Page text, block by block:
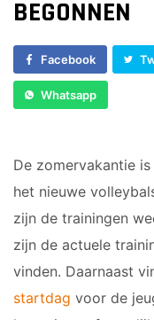
BEGONNEN
Facebook
Whatsapp
De zomervakantie
het nieuwe
zijn de trainingen
zijn de actuele
vinden. Daarnaast
startdag voor de